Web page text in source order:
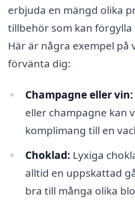
erbjuda en mängd olika
tillbehör som kan
Här är några exempel på
förvänta dig:
Champagne eller vin:
eller champagne kan
komplimang till en
Choklad: Lyxiga
alltid en uppskattad
bra till många olika